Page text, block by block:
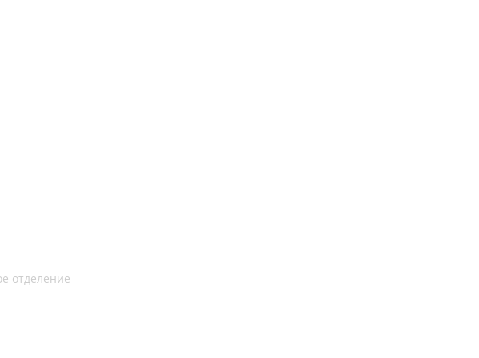
отделение